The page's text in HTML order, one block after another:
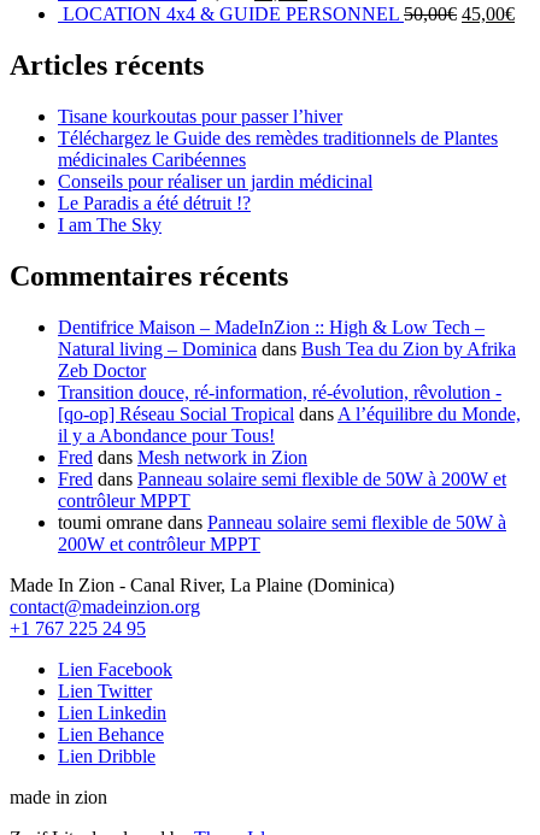
LOCATION 4x4 & GUIDE PERSONNEL 50,00€ 45,00€
Articles récents
Tisane kourkoutas pour passer l’hiver
Téléchargez le Guide des remèdes traditionnels de Plantes
médicinales Caribéennes
Conseils pour réaliser un jardin médicinal
Le Paradis a été détruit !?
I am The Sky
Commentaires récents
Dentifrice Maison – MadeInZion :: High & Low Tech –
Natural living – Dominica dans Bush Tea du Zion by Afrika
Zeb Doctor
Transition douce, ré-information, ré-évolution, rêvolution -
[qo-op] Réseau Social Tropical dans A l’équilibre du Monde,
il y a Abondance pour Tous!
Fred dans Mesh network in Zion
Fred dans Panneau solaire semi flexible de 50W à 200W et
contrôleur MPPT
toumi omrane dans Panneau solaire semi flexible de 50W à
200W et contrôleur MPPT
Made In Zion - Canal River, La Plaine (Dominica)
contact@madeinzion.org
+1 767 225 24 95
Lien Facebook
Lien Twitter
Lien Linkedin
Lien Behance
Lien Dribble
made in zion